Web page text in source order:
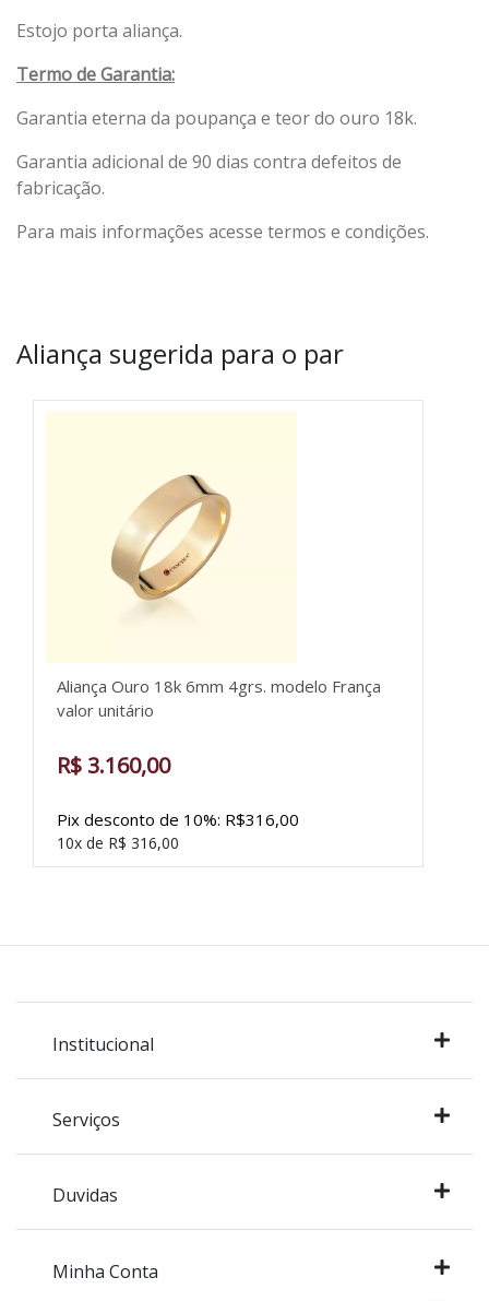
Estojo porta aliança.
Termo de Garantia:
Garantia eterna da poupança e teor do ouro 18k.
Garantia adicional de 90 dias contra defeitos de
fabricação.
Para mais informações acesse termos e condições.
Aliança sugerida para o par
Aliança Ouro 18k 6mm 4grs. modelo França
valor unitário
R$ 3.160,00
Pix desconto de 10%: R$316,00
10x de R$ 316,00
Institucional
Serviços
Duvidas
Minha Conta